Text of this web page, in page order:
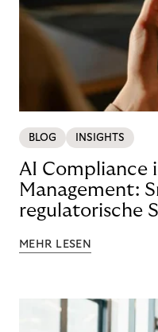
BLOG INSIGHTS
AI Compliance
Management:
regulatorische
MEHR LESEN